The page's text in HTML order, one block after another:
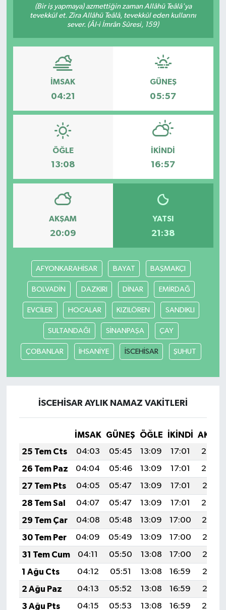
(Bir iş yapmaya) azmettiğin zaman Allâhü Teâlâ'ya
tevekkül et. Zira Allâhü Teâlâ, tevekkül eden kullarını
sever. (Âl-i İmrân Sûresi, 159)
İMSAK
04:21
GÜNEŞ
05:57
ÖĞLE
13:08
İKINDI
16:57
AKŞAM
20:09
YATSI
21:38
AFYONKARAHİSAR BAYAT BAŞMAKÇI
BOLVADİN DAZKIRI DİNAR EMİRDAĞ
EVCİLER HOCALAR KIZILÖREN SANDIKLI
SULTANDAĞI SİNANPAŞA ÇAY
ÇOBANLAR İHSANİYE İSCEHİSAR ŞUHUT
İSCEHİSAR AYLIK NAMAZ VAKITLERI
İMSAK GÜNEŞ ÖĞLE İKINDI
25 Tem Cts
04:03 05:45 13:09 17:01
20:22
26 Tem Paz
04:04 05:46 13:09 17:01
20:22
27 Tem Pts
04:05 05:47 13:09 17:01
20:21
28 Tem Sal
04:07 05:47 13:09 17:01
20:20
29 Tem Çar
04:08 05:48 13:09 17:00
20:19
30 Tem Per
04:09 05:49 13:09 17:00
20:18
31 Tem Cum
04:11 05:50 13:08 17:00
20:17
1 Ağu Cts
04:12 05:51 13:08 16:59
20:16
2 Ağu Paz
04:13 05:52 13:08 16:59
20:15
3 Ağu Pts
04:15 05:53 13:08 16:59
20:14